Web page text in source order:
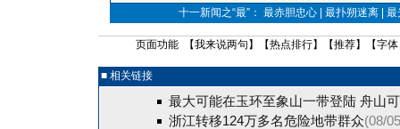
十一新闻之“最”： 最赤胆忠心 | 最扑朔迷离 |
页面功能 【我来说两句 】【热点排行】【推荐】【字体
■ 相关链接
最大可能在玉环至象山一带登陆 舟山
浙江转移124万多名危险地带群众(08/